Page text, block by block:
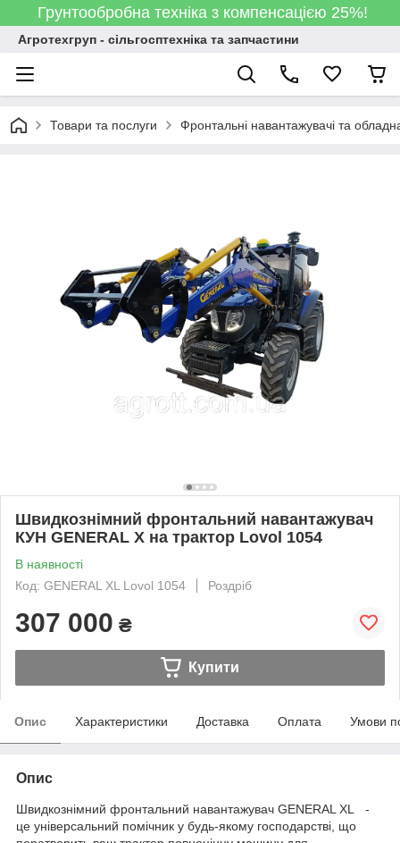
Грунтообробна техніка з компенсацією 25%!
Агротехгруп - сільгосптехніка та запчастини
Товари та послуги Фронтальні навантажувачі та
Швидкознімний фронтальний навантажувач
КУН GENERAL X на трактор Lovol 1054
В наявності
Код: GENERAL XL Lovol 1054
Роздріб
307 000 ₴
Купити
Опис Характеристики Доставка Оплата Умови
Опис
Швидкознімний фронтальний навантажувач GENERAL XL -
це універсальний помічник у будь-якому господарстві, що